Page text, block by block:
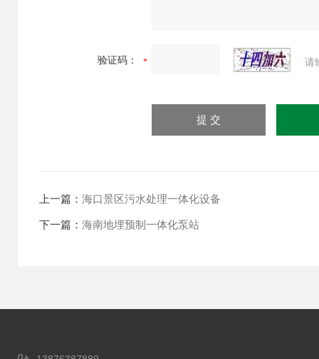
验证码： 请
上一篇： 海口景区污水处理一体化设备
下一篇： 海南地埋预制一体化泵站